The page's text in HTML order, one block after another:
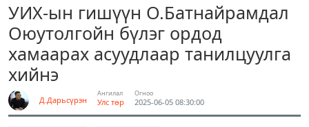
УИХ-ын гишүүн О.Батнайрамдал
Оюутолгойн бүлэг ордод
хамаарах асуудлаар танилцуулга
хийнэ
Д.Дарьсүрэн
Ангилал
Улс төр
Огноо
2025-06-05 08:30:00